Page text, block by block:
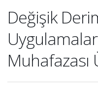
Değişik
Muhafazası